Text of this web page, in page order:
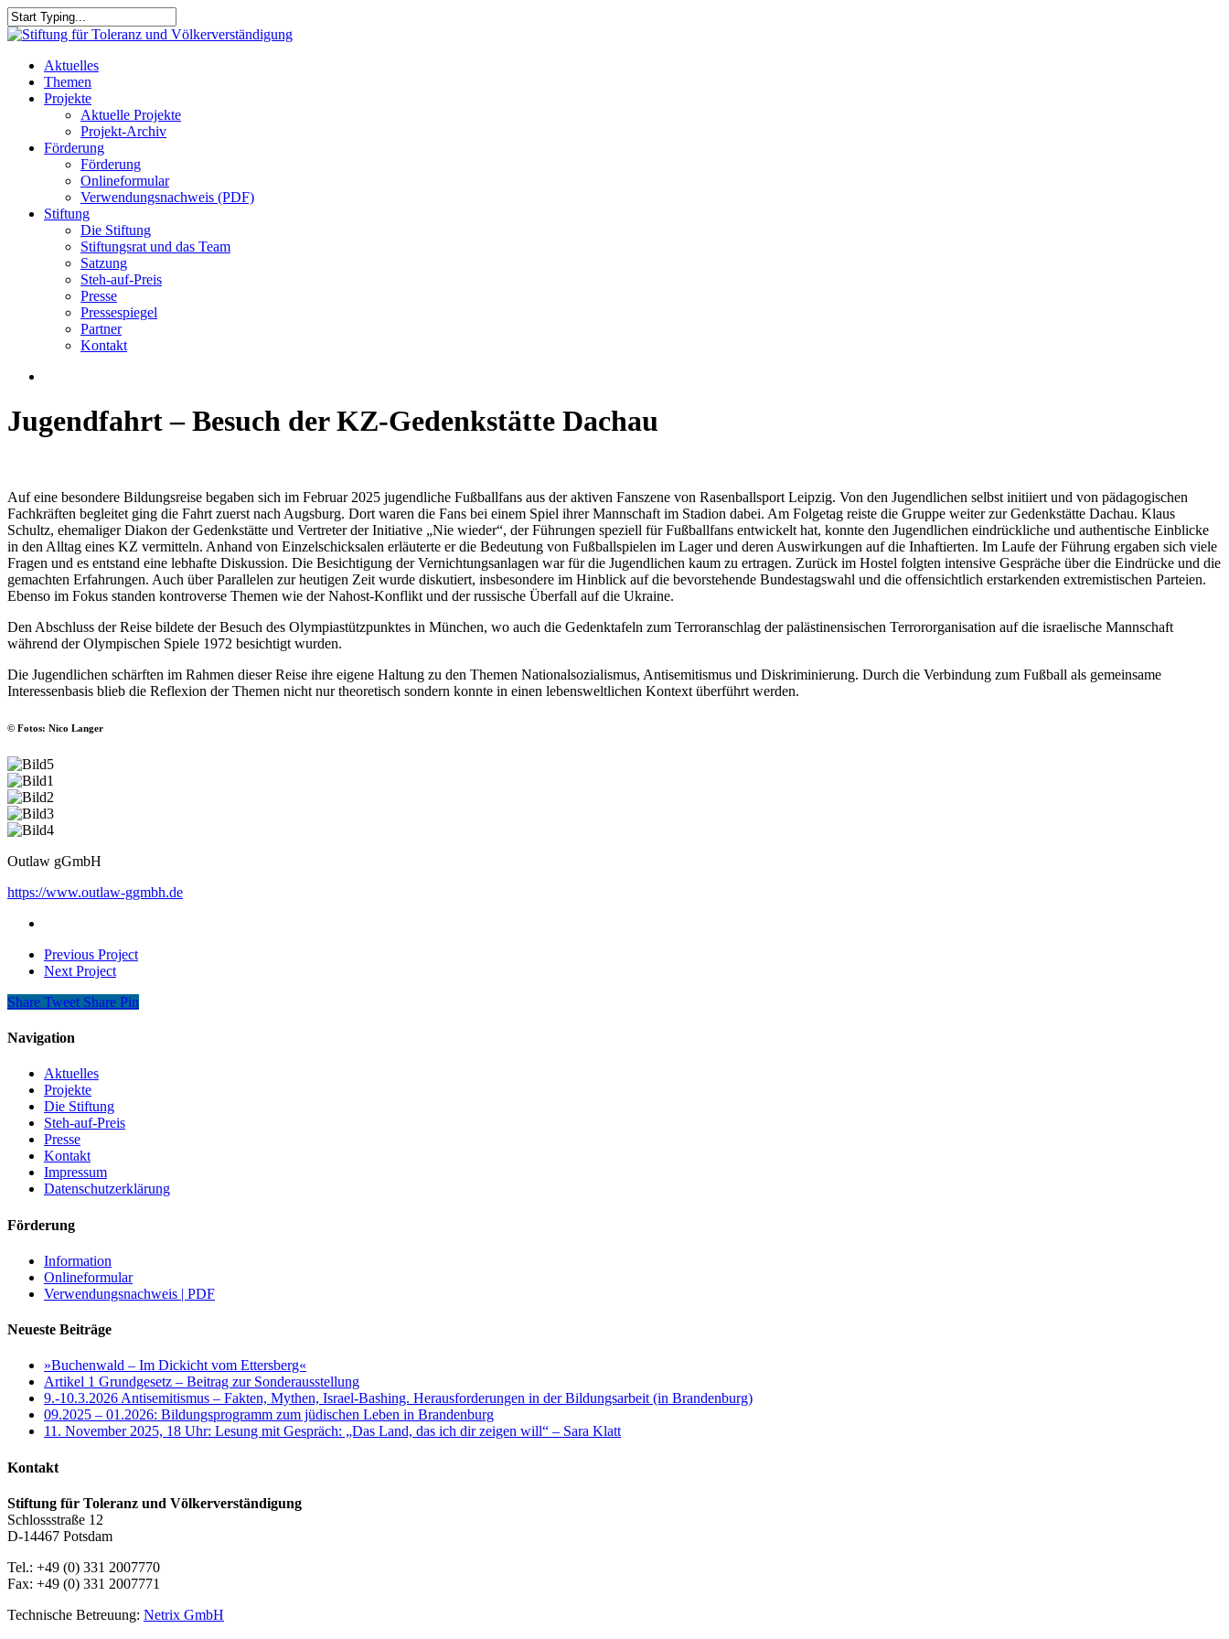
Skip
to
content
Close
search
Menu
Aktuelles
Themen
Projekte
Aktuelle Projekte
Projekt-Archiv
Förderung
Förderung
Onlineformular
Verwendungsnachweis (PDF)
Stiftung
Die Stiftung
Stiftungsrat und das Team
Satzung
Steh-auf-Preis
Presse
Pressespiegel
Partner
Kontakt
Jugendfahrt – Besuch der KZ-Gedenkstätte Dachau
Auf eine besondere Bildungsreise begaben sich im Februar 2025 jugendliche Fußballfans aus der aktiven Fanszene von Rasenballsport Leipzig. Von den Jugendlichen selbst initiiert und von pädagogischen
Fachkräften begleitet ging die Fahrt zuerst nach Augsburg. Dort waren die Fans bei einem Spiel ihrer Mannschaft im Stadion dabei. Am Folgetag reiste die Gruppe weiter zur Gedenkstätte Dachau. Klaus
Schultz, ehemaliger Diakon der Gedenkstätte und Vertreter der Initiative „Nie wieder“, der Führungen speziell für Fußballfans entwickelt hat, konnte den Jugendlichen eindrückliche und authentische Einblicke
in den Alltag eines KZ vermitteln. Anhand von Einzelschicksalen erläuterte er die Bedeutung von Fußballspielen im Lager und deren Auswirkungen auf die Inhaftierten. Im Laufe der Führung ergaben sich viele
Fragen und es entstand eine lebhafte Diskussion. Die Besichtigung der Vernichtungsanlagen war für die Jugendlichen kaum zu ertragen. Zurück im Hostel folgten intensive Gespräche über die Eindrücke und die
gemachten Erfahrungen. Auch über Parallelen zur heutigen Zeit wurde diskutiert, insbesondere im Hinblick auf die bevorstehende Bundestagswahl und die offensichtlich erstarkenden extremistischen Parteien.
Ebenso im Fokus standen kontroverse Themen wie der Nahost-Konflikt und der russische Überfall auf die Ukraine.
Den Abschluss der Reise bildete der Besuch des Olympiastützpunktes in München, wo auch die Gedenktafeln zum Terroranschlag der palästinensischen Terrororganisation auf die israelische Mannschaft
während der Olympischen Spiele 1972 besichtigt wurden.
Die Jugendlichen schärften im Rahmen dieser Reise ihre eigene Haltung zu den Themen Nationalsozialismus, Antisemitismus und Diskriminierung. Durch die Verbindung zum Fußball als gemeinsame
Interessenbasis blieb die Reflexion der Themen nicht nur theoretisch sondern konnte in einen lebensweltlichen Kontext überführt werden.
© Fotos: Nico Langer
Outlaw gGmbH
https://www.outlaw-ggmbh.de
Previous Project
Next Project
Share Tweet Share Pin
Navigation
Aktuelles
Projekte
Die Stiftung
Steh-auf-Preis
Presse
Kontakt
Impressum
Datenschutzerklärung
Förderung
Information
Onlineformular
Verwendungsnachweis | PDF
Neueste Beiträge
»Buchenwald – Im Dickicht vom Ettersberg«
Artikel 1 Grundgesetz – Beitrag zur Sonderausstellung
9.-10.3.2026 Antisemitismus – Fakten, Mythen, Israel-Bashing. Herausforderungen in der Bildungsarbeit (in Brandenburg)
09.2025 – 01.2026: Bildungsprogramm zum jüdischen Leben in Brandenburg
11. November 2025, 18 Uhr: Lesung mit Gespräch: „Das Land, das ich dir zeigen will“ – Sara Klatt
Kontakt
Stiftung für Toleranz und Völkerverständigung
Schlossstraße 12
D-14467 Potsdam
Tel.: +49 (0) 331 2007770
Fax: +49 (0) 331 2007771
Technische Betreuung: Netrix GmbH